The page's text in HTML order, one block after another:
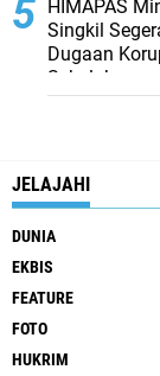
HIMAPAS
Singkil
Dugaan
Sekolah
JELAJAHI
DUNIA
EKBIS
FEATURE
FOTO
HUKRIM